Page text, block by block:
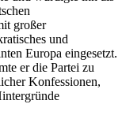
großer
und
Europa eingesetzt.
er die Partei zu
Konfessionen,